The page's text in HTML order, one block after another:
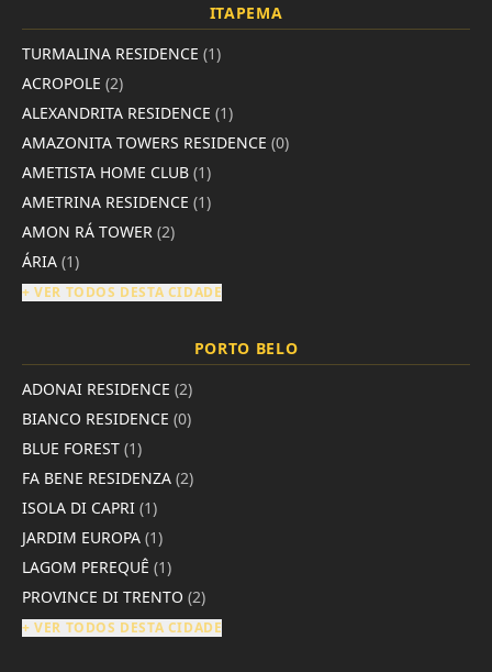
ITAPEMA
TURMALINA RESIDENCE (1)
ACROPOLE (2)
ALEXANDRITA RESIDENCE (1)
AMAZONITA TOWERS RESIDENCE (0)
AMETISTA HOME CLUB (1)
AMETRINA RESIDENCE (1)
AMON RÁ TOWER (2)
ÁRIA (1)
+ VER TODOS DESTA CIDADE
PORTO BELO
ADONAI RESIDENCE (2)
BIANCO RESIDENCE (0)
BLUE FOREST (1)
FA BENE RESIDENZA (2)
ISOLA DI CAPRI (1)
JARDIM EUROPA (1)
LAGOM PEREQUÊ (1)
PROVINCE DI TRENTO (2)
+ VER TODOS DESTA CIDADE